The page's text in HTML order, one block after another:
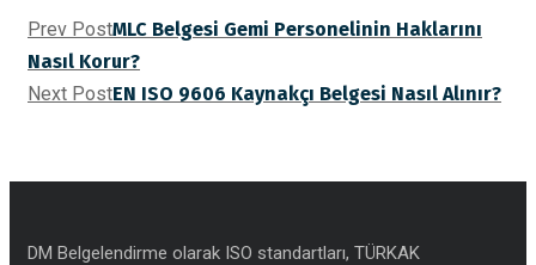
Prev PostMLC Belgesi Gemi Personelinin Haklarını
Nasıl Korur?
Next PostEN ISO 9606 Kaynakçı Belgesi Nasıl Alınır?
DM Belgelendirme olarak ISO standartları, TÜRKAK